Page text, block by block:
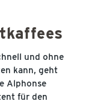
und ohne
kann, geht
Alphonse
für den